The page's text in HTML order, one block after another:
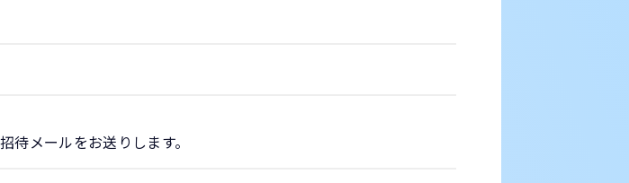
メールをお送りします。